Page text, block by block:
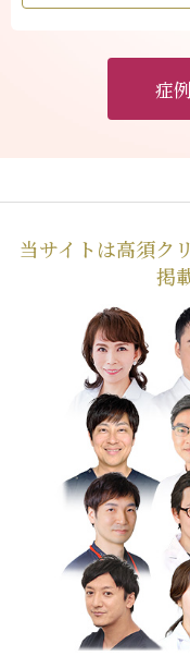
症
当サイトは高須ク
掲